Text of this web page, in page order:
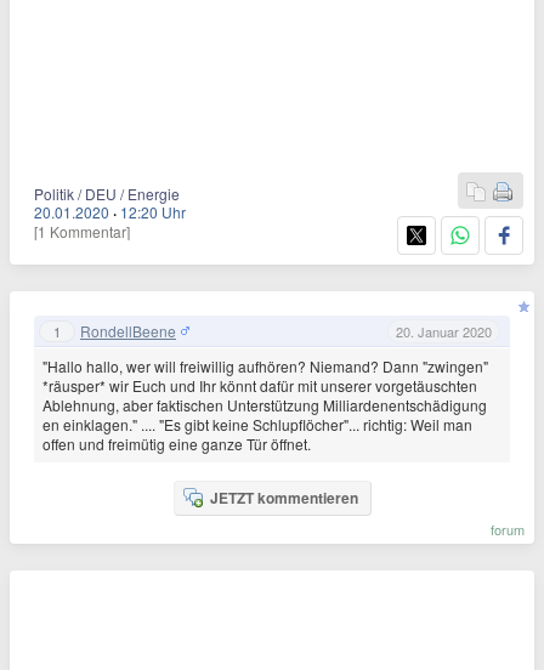
Politik / DEU / Energie
20.01.2020 · 12:20 Uhr
[1 Kommentar]
1 RondellBeene 20. Januar 2020
"Hallo hallo, wer will freiwillig aufhören? Niemand? Dann "zwingen"
*räusper* wir Euch und Ihr könnt dafür mit unserer vorgetäuschten
Ablehnung, aber faktischen Unterstützung Milliardenentschädigung
en einklagen." .... "Es gibt keine Schlupflöcher"... richtig: Weil man
offen und freimütig eine ganze Tür öffnet.
JETZT kommentieren
forum